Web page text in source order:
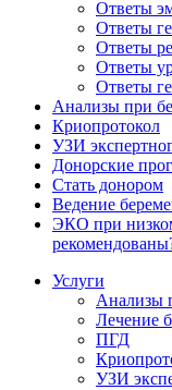
Ответы
Ответы
Ответы
Ответы
Ответы
Анализы при
Криопротокол
УЗИ
Донорские
Стать донором
Ведение
ЭКО при
Услуги
Анализы
Лечение
ПГД
УЗИ